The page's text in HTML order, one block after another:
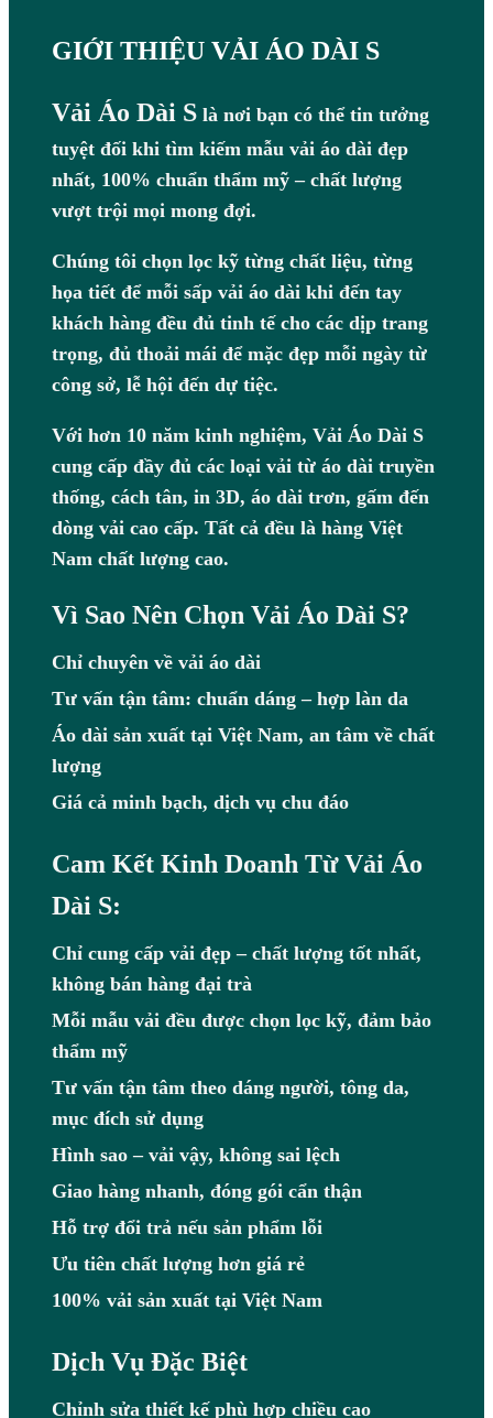
GIỚI THIỆU VẢI ÁO DÀI S
Vải Áo Dài Slà nơi bạn có thể tin tưởng
tuyệt đối khi tìm kiếm mẫu vải áo dài đẹp
nhất, 100% chuẩn thẩm mỹ – chất lượng
vượt trội mọi mong đợi.
Chúng tôi chọn lọc kỹ từng chất liệu, từng
họa tiết để mỗi sấp vải áo dài khi đến tay
khách hàng đều đủ tinh tế cho các dịp trang
trọng, đủ thoải mái để mặc đẹp mỗi ngày từ
công sở, lễ hội đến dự tiệc.
Với hơn 10 năm kinh nghiệm, Vải Áo Dài S
cung cấp đầy đủ các loại vải từ áo dài truyền
thống, cách tân, in 3D, áo dài trơn, gấm đến
dòng vải cao cấp. Tất cả đều là hàng Việt
Nam chất lượng cao.
Vì Sao Nên Chọn Vải Áo Dài S?
Chỉ chuyên về vải áo dài
Tư vấn tận tâm: chuẩn dáng – hợp làn da
Áo dài sản xuất tại Việt Nam, an tâm về chất
lượng
Giá cả minh bạch, dịch vụ chu đáo
Cam Kết Kinh Doanh Từ Vải Áo
Dài S:
Chỉ cung cấp vải đẹp – chất lượng tốt nhất,
không bán hàng đại trà
Mỗi mẫu vải đều được chọn lọc kỹ, đảm bảo
thẩm mỹ
Tư vấn tận tâm theo dáng người, tông da,
mục đích sử dụng
Hình sao – vải vậy, không sai lệch
Giao hàng nhanh, đóng gói cẩn thận
Hỗ trợ đổi trả nếu sản phẩm lỗi
Ưu tiên chất lượng hơn giá rẻ
100% vải sản xuất tại Việt Nam
Dịch Vụ Đặc Biệt
Chỉnh sửa thiết kế phù hợp chiều cao